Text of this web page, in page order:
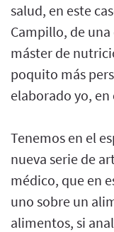
salud, en este
Campillo, de una
máster de
poquito más
elaborado yo, en
Tenemos en el
nueva serie de
médico, que en
uno sobre un
alimentos, si